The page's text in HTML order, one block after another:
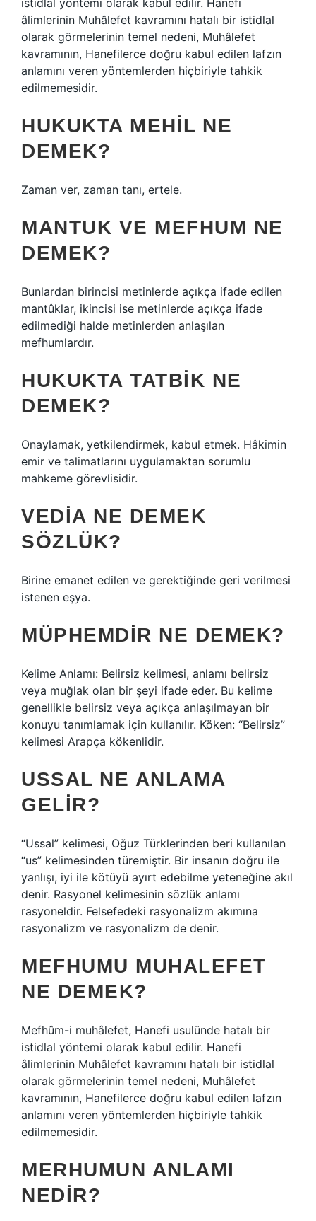
istidlal yöntemi olarak kabul edilir. Hanefi
âlimlerinin Muhâlefet kavramını hatalı bir istidlal
olarak görmelerinin temel nedeni, Muhâlefet
kavramının, Hanefilerce doğru kabul edilen lafzın
anlamını veren yöntemlerden hiçbiriyle tahkik
edilmemesidir.
HUKUKTA MEHIL NE
DEMEK?
Zaman ver, zaman tanı, ertele.
MANTUK VE MEFHUM NE
DEMEK?
Bunlardan birincisi metinlerde açıkça ifade edilen
mantûklar, ikincisi ise metinlerde açıkça ifade
edilmediği halde metinlerden anlaşılan
mefhumlardır.
HUKUKTA TATBIK NE
DEMEK?
Onaylamak, yetkilendirmek, kabul etmek. Hâkimin
emir ve talimatlarını uygulamaktan sorumlu
mahkeme görevlisidir.
VEDIA NE DEMEK
SÖZLÜK?
Birine emanet edilen ve gerektiğinde geri verilmesi
istenen eşya.
MÜPHEMDIR NE DEMEK?
Kelime Anlamı: Belirsiz kelimesi, anlamı belirsiz
veya muğlak olan bir şeyi ifade eder. Bu kelime
genellikle belirsiz veya açıkça anlaşılmayan bir
konuyu tanımlamak için kullanılır. Köken: “Belirsiz”
kelimesi Arapça kökenlidir.
USSAL NE ANLAMA
GELIR?
“Ussal” kelimesi, Oğuz Türklerinden beri kullanılan
“us” kelimesinden türemiştir. Bir insanın doğru ile
yanlışı, iyi ile kötüyü ayırt edebilme yeteneğine akıl
denir. Rasyonel kelimesinin sözlük anlamı
rasyoneldir. Felsefedeki rasyonalizm akımına
rasyonalizm ve rasyonalizm de denir.
MEFHUMU MUHALEFET
NE DEMEK?
Mefhûm-i muhâlefet, Hanefi usulünde hatalı bir
istidlal yöntemi olarak kabul edilir. Hanefi
âlimlerinin Muhâlefet kavramını hatalı bir istidlal
olarak görmelerinin temel nedeni, Muhâlefet
kavramının, Hanefilerce doğru kabul edilen lafzın
anlamını veren yöntemlerden hiçbiriyle tahkik
edilmemesidir.
MERHUMUN ANLAMI
NEDIR?